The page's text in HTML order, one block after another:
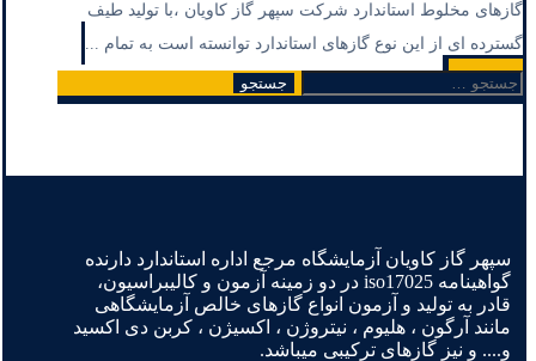
گازهای مخلوط استاندارد شرکت سپهر گاز کاویان ،با تولید طیف
گسترده ای از این نوع گازهای استاندارد توانسته است به تمام ...
Read More
جستجو
برای:
سپهر گاز کاویان آزمایشگاه مرجع اداره استاندارد دارنده
گواهینامه iso17025 در دو زمینه آزمون و کالیبراسیون،
قادر به تولید و آزمون انواع گازهای خالص آزمایشگاهی
مانند آرگون ، هلیوم ، نیتروژن ، اکسیژن ، کربن دی اکسید
و.... و نیز گازهای ترکیبی میباشد.